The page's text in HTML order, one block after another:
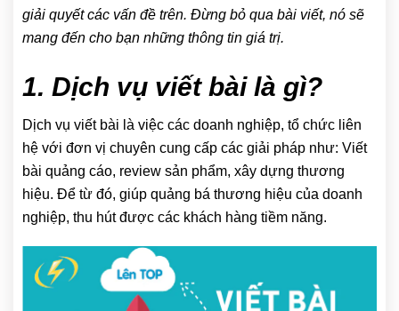
giải quyết các vấn đề trên. Đừng bỏ qua bài viết, nó sẽ
mang đến cho bạn những thông tin giá trị.
1. Dịch vụ viết bài là gì?
Dịch vụ viết bài là việc các doanh nghiệp, tổ chức liên
hệ với đơn vị chuyên cung cấp các giải pháp như: Viết
bài quảng cáo, review sản phẩm, xây dựng thương
hiệu. Để từ đó, giúp quảng bá thương hiệu của doanh
nghiệp, thu hút được các khách hàng tiềm năng.